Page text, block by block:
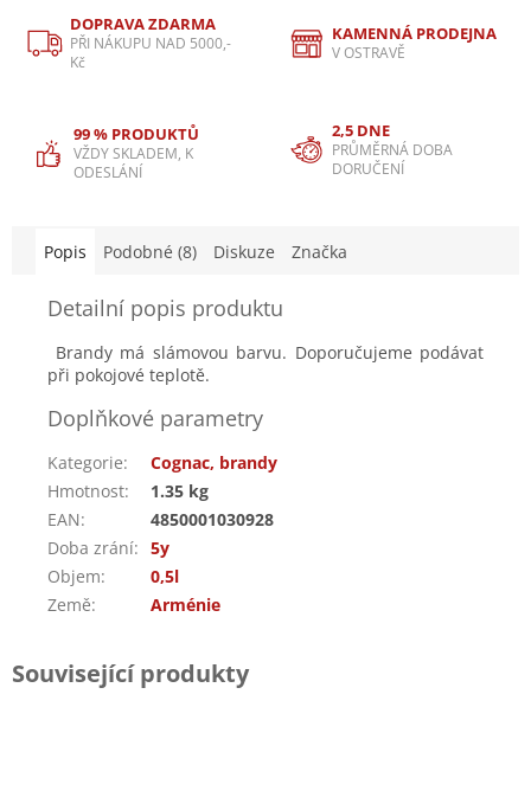
DOPRAVA ZDARMA
PŘI NÁKUPU NAD 5000,-
Kč
KAMENNÁ PRODEJNA
V OSTRAVĚ
99 % PRODUKTŮ
VŽDY SKLADEM, K
ODESLÁNÍ
2,5 DNE
PRŮMĚRNÁ DOBA
DORUČENÍ
Popis Podobné (8) Diskuze Značka
Detailní popis produktu
Brandy má slámovou barvu. Doporučujeme podávat
při pokojové teplotě.
Doplňkové parametry
Kategorie:
Cognac, brandy
Hmotnost:
1.35 kg
EAN:
4850001030928
Doba zrání: 5y
Objem:
0,5l
Země: Arménie
Související produkty